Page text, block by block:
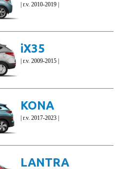
| r.v. 2010-2019 |
iX35
| r.v. 2009-2015 |
KONA
| r.v. 2017-2023 |
LANTRA